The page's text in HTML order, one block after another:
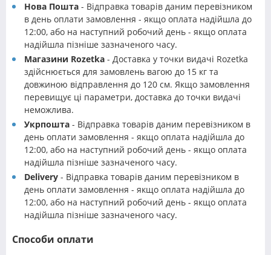
Нова Пошта - Відправка товарів даним перевізником
в день оплати замовлення - якщо оплата надійшла до
12:00, або на наступний робочий день - якщо оплата
надійшла пізніше зазначеного часу.
Магазини Rozetka - Доставка у точки видачі Rozetka
здійснюється для замовлень вагою до 15 кг та
довжиною відправлення до 120 см. Якщо замовлення
перевищує ці параметри, доставка до точки видачі
неможлива.
Укрпошта - Відправка товарів даним перевізником в
день оплати замовлення - якщо оплата надійшла до
12:00, або на наступний робочий день - якщо оплата
надійшла пізніше зазначеного часу.
Delivery - Відправка товарів даним перевізником в
день оплати замовлення - якщо оплата надійшла до
12:00, або на наступний робочий день - якщо оплата
надійшла пізніше зазначеного часу.
Способи оплати